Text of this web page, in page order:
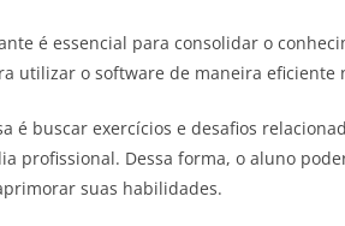
é essencial para consolidar o
utilizar o software de maneira
é buscar exercícios e desafios
profissional. Dessa forma, o aluno
suas habilidades.